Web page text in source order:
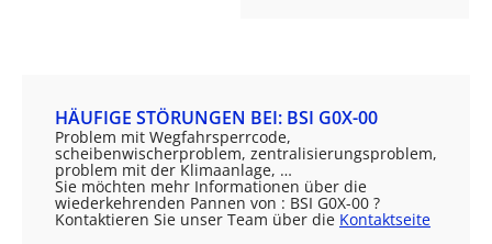
HÄUFIGE STÖRUNGEN BEI: BSI G0X-00
Problem mit Wegfahrsperrcode,
scheibenwischerproblem, zentralisierungsproblem,
problem mit der Klimaanlage, …
Sie möchten mehr Informationen über die
wiederkehrenden Pannen von : BSI G0X-00 ?
Kontaktieren Sie unser Team über die Kontaktseite